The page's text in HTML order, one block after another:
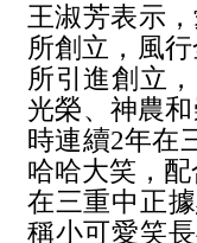
王淑芳表示
所創立，風
所引進創立
光榮、神農
時連續2年在
哈哈大笑，
在三重中正
稱小可愛笑